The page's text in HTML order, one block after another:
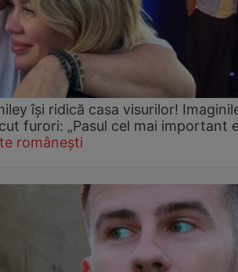
își ridică casa visurilor!
furori: „Pasul cel mai important
românești